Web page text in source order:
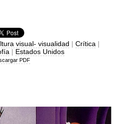
visual- visualidad | Crítica |
| Estados Unidos
PDF